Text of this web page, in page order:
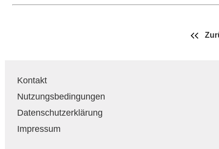
Kontakt
Nutzungsbedingungen
Datenschutzerklärung
Impressum